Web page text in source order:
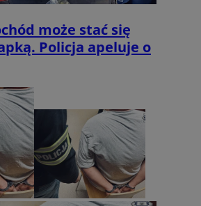
może stać się
Policja apeluje o